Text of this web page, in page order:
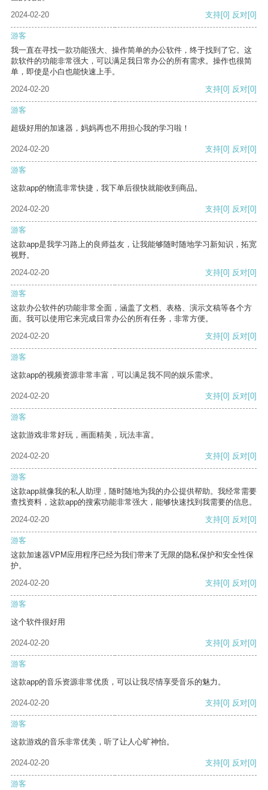
2024-02-20
支持[0] 反对[0]
游客
我一直在寻找一款功能强大、操作简单的办公软件，终于找到了它。这
款软件的功能非常强大，可以满足我日常办公的所有需求。操作也很简
单，即使是小白也能快速上手。
2024-02-20
支持[0] 反对[0]
游客
超级好用的加速器，妈妈再也不用担心我的学习啦！
2024-02-20 支持[0] 反对[0]
游客
这款app的物流非常快捷，我下单后很快就能收到商品。
2024-02-20 支持[0] 反对[0]
游客
这款app是我学习路上的良师益友，让我能够随时随地学习新知识，拓宽
视野。
2024-02-20
支持[0] 反对[0]
游客
这款办公软件的功能非常全面，涵盖了文档、表格、演示文稿等各个方
面。我可以使用它来完成日常办公的所有任务，非常方便。
2024-02-20
支持[0] 反对[0]
游客
这款app的视频资源非常丰富，可以满足我不同的娱乐需求。
2024-02-20 支持[0] 反对[0]
游客
这款游戏非常好玩，画面精美，玩法丰富。
2024-02-20 支持[0] 反对[0]
游客
这款app就像我的私人助理，随时随地为我的办公提供帮助。我经常需要
查找资料，这款app的搜索功能非常强大，能够快速找到我需要的信息。
2024-02-20
支持[0] 反对[0]
游客
这款加速器VPM应用程序已经为我们带来了无限的隐私保护和安全性保
护。
2024-02-20
支持[0] 反对[0]
游客
这个软件很好用
2024-02-20 支持[0] 反对[0]
游客
这款app的音乐资源非常优质，可以让我尽情享受音乐的魅力。
2024-02-20 支持[0] 反对[0]
游客
这款游戏的音乐非常优美，听了让人心旷神怡。
2024-02-20 支持[0] 反对[0]
游客